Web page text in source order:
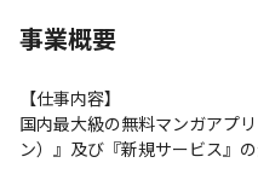
事業概要
【仕事内容】
国内最大級の無料マンガアプ
ン）』及び『新規サービス』